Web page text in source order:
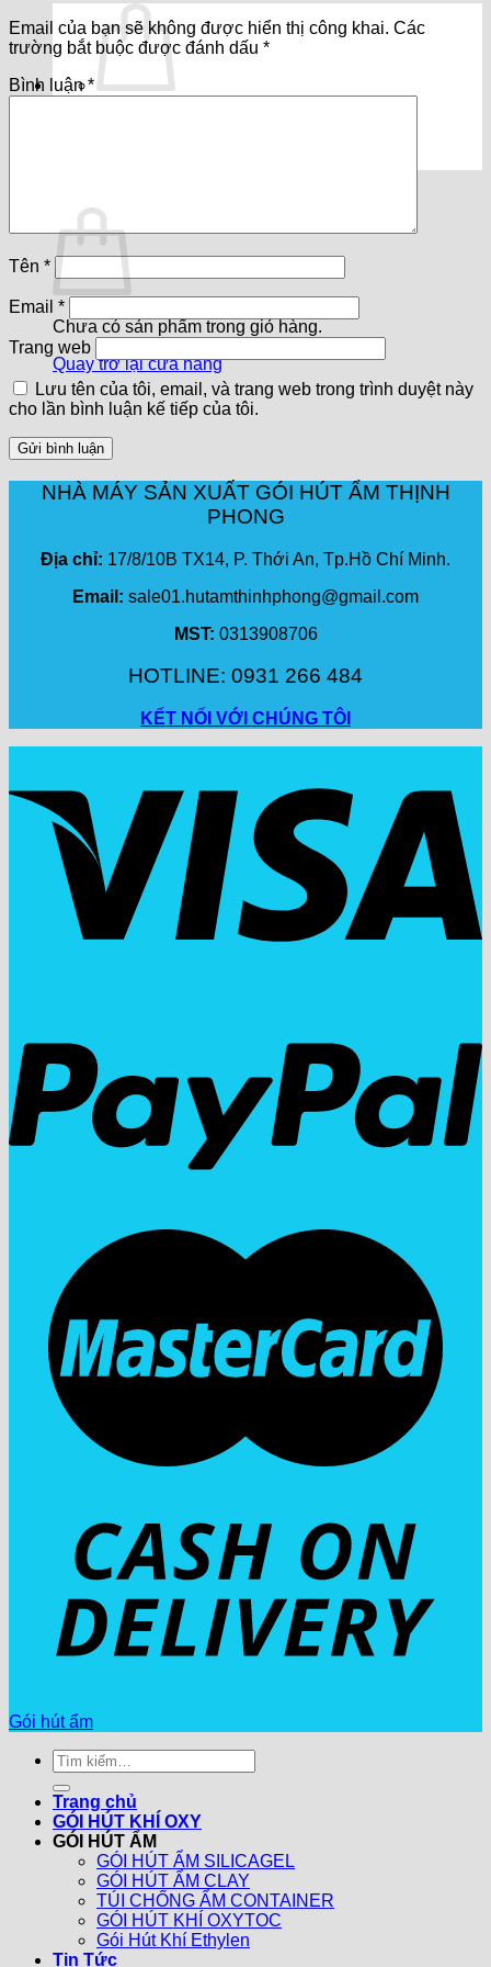
Chưa có sản phẩm trong giỏ hàng.
Quay trở lại cửa hàng
Email của bạn sẽ không được hiển thị công khai. Các
trường bắt buộc được đánh dấu *
Bình luận*
Tên *
Email *
Trang web
Lưu tên của tôi, email, và trang web trong trình duyệt này
cho lần bình luận kế tiếp của tôi.
NHÀ MÁY SẢN XUẤT GÓI HÚT ẨM THỊNH
PHONG
Địa chỉ: 17/8/10B TX14, P. Thới An, Tp.Hồ Chí Minh.
Email: sale01.hutamthinhphong@gmail.com
MST: 0313908706
HOTLINE: 0931 266 484
KẾT NỐI VỚI CHÚNG TÔI
Gói hút ẩm
Tìm
kiếm:
Trang chủ
GÓI HÚT KHÍ OXY
GÓI HÚT ẨM
GÓI HÚT ẨM SILICAGEL
GÓI HÚT ẨM CLAY
TÚI CHỐNG ẨM CONTAINER
GÓI HÚT KHÍ OXYTOC
Gói Hút Khí Ethylen
Tin Tức